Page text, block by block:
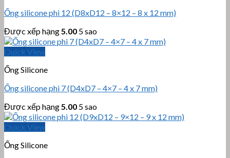
Ống silicone phi 12 (D8xD12 – 8×12 – 8 x 12 mm)
Được xếp hạng5.00 5 sao
Quick View
Ống Silicone
Ống silicone phi 7 (D4xD7 – 4×7 – 4 x 7 mm)
Được xếp hạng5.00 5 sao
Quick View
Ống Silicone